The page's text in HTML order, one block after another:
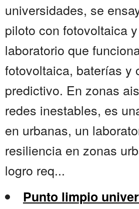
universidades, se
piloto con fotovoltaica
laboratorio que
fotovoltaica, baterías y
predictivo. En zonas
redes inestables, es
en urbanas, un
resiliencia en zonas
logro req...
Punto limpio